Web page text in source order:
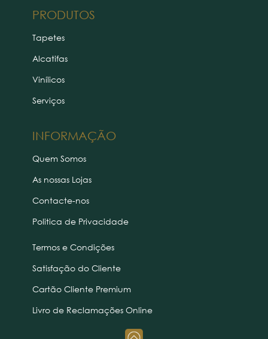
PRODUTOS
INFORMAÇÃO
Tapetes
Alcatifas
Vinílicos
Serviços
Quem Somos
As nossas Lojas
Contacte-nos
Politica de Privacidade
Termos e Condições
Satisfação do Cliente
Cartão Cliente Premium
Livro de Reclamações Online